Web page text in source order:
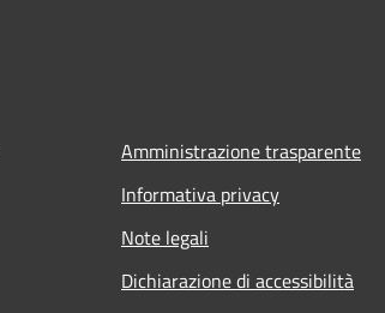
Amministrazione trasparente
Informativa privacy
Note legali
Dichiarazione di accessibilità